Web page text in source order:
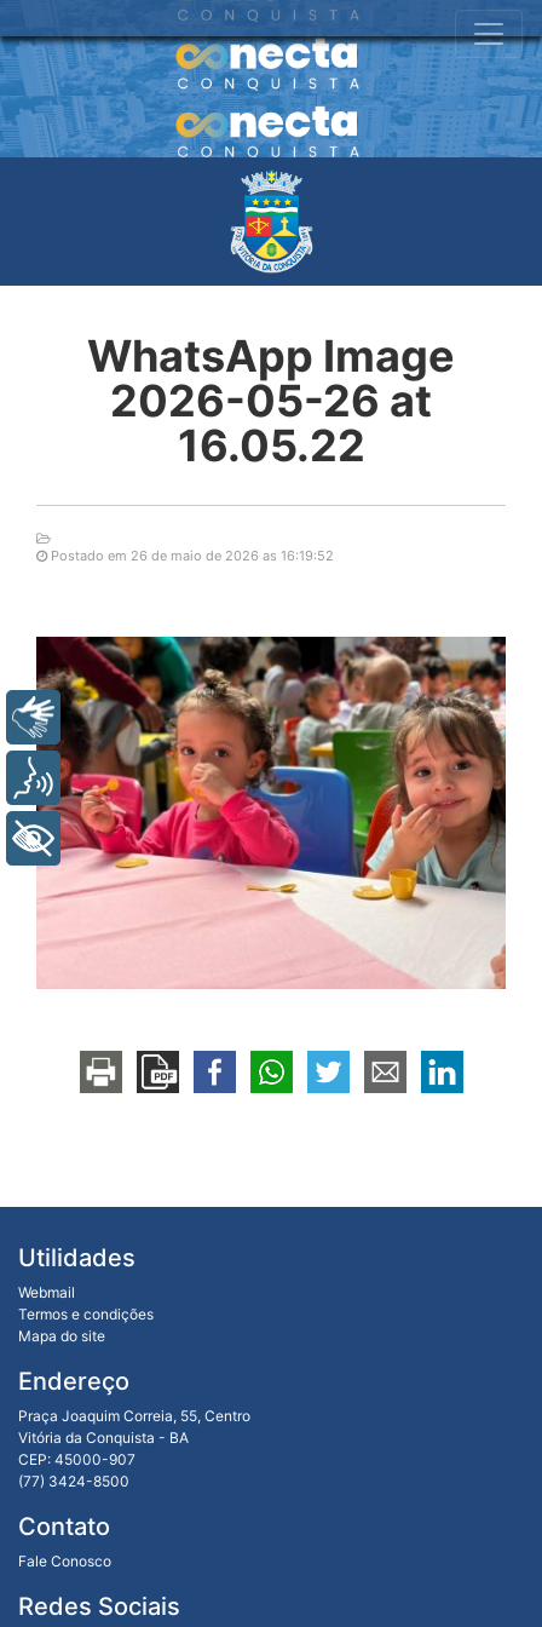
WhatsApp Image
2026-05-26 at
16.05.22
Postado em 26 de maio de 2026 as 16:19:52
Utilidades
Webmail
Termos e condições
Mapa do site
Endereço
Praça Joaquim Correia, 55, Centro
Vitória da Conquista - BA
CEP: 45000-907
(77) 3424-8500
Contato
Fale Conosco
Redes Sociais
Libras
Voz
+ Acessibilidade